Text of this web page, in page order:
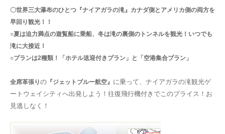
〇世界三大瀑布のひとつ『ナイアガラの滝』カナダ側とアメリカ側の両方を
早回り観光！！
○夏は迫力満点の遊覧船に乗船、冬は滝の裏側のトンネルを観光！いつでも
滝に大接近！
○プランは2種類！「ホテル送迎付きプラン」と「空港集合プラン」
全席革張りの 『ジェットブルー航空』 に乗って、ナイアガラの滝観光ゲ
ートウェイシティへ出発しよう！往復飛行機付きでこのプライス！お
見逃しなく！